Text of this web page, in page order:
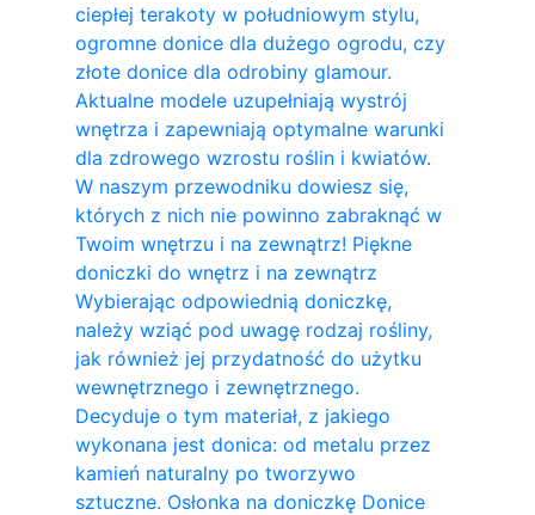
ciepłej terakoty w południowym stylu,
ogromne donice dla dużego ogrodu, czy
złote donice dla odrobiny glamour.
Aktualne modele uzupełniają wystrój
wnętrza i zapewniają optymalne warunki
dla zdrowego wzrostu roślin i kwiatów.
W naszym przewodniku dowiesz się,
których z nich nie powinno zabraknąć w
Twoim wnętrzu i na zewnątrz! Piękne
doniczki do wnętrz i na zewnątrz
Wybierając odpowiednią doniczkę,
należy wziąć pod uwagę rodzaj rośliny,
jak również jej przydatność do użytku
wewnętrznego i zewnętrznego.
Decyduje o tym materiał, z jakiego
wykonana jest donica: od metalu przez
kamień naturalny po tworzywo
sztuczne. Osłonka na doniczkę Donice